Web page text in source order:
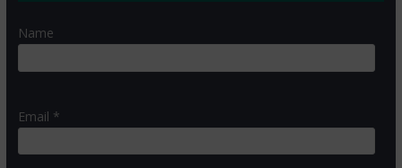
Name
Email *